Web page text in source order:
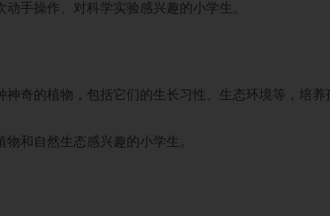
动手操作、对科学实验感兴趣的小学生。
神奇的植物，包括它们的生长习性、生态环境等，培
物和自然生态感兴趣的小学生。